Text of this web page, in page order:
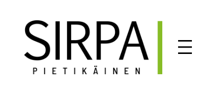
sisältöön